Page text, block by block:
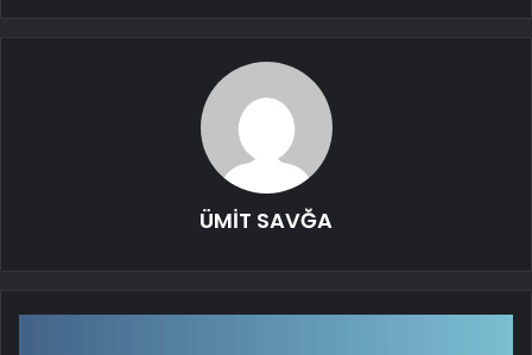
ÜMİT SAVĞA